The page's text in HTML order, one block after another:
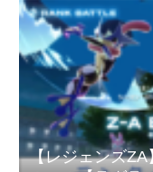
【レジェンズ